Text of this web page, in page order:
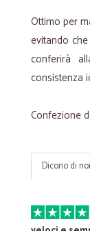
Ottimo per
evitando
conferirà
consistenza
Confezione
Dicono di noi